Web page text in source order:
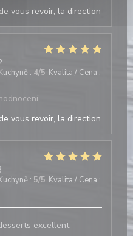
vous revoir, la direction
: 4/5 Kvalita / Cena :
vous revoir, la direction
: 5/5 Kvalita / Cena :
excellent